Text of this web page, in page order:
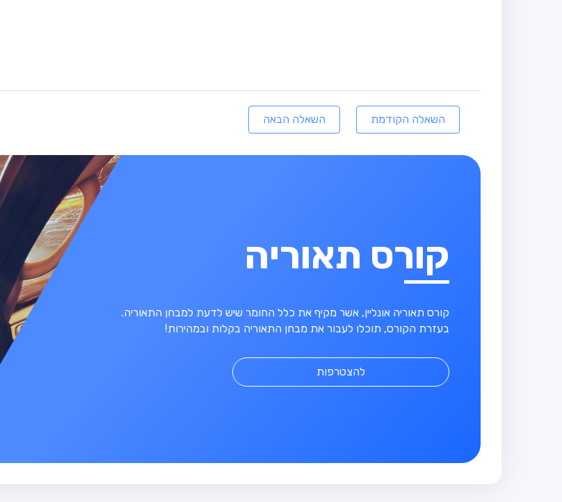
השאלה הקודמת השאלה הבאה
קורס תאוריה
קורס תאוריה אונליין, אשר מקיף את כלל החומר שיש לדעת למבחן התאוריה.
בעזרת הקורס, תוכלו לעבור את מבחן התאוריה בקלות ובמהירות!
להצטרפות